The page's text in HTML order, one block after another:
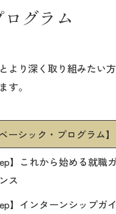
グラム
より深く取り組みたい方
す。
ベーシック・プログラム】
】これから始める就職
ス
】インターンシップガ